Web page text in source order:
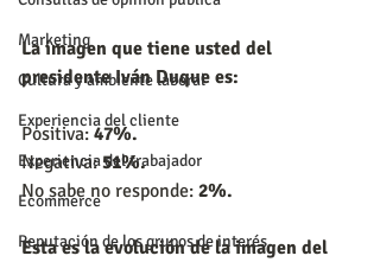
Marketing
Cultura y ambiente laboral
Experiencia del cliente
Experiencia del trabajador
Ecommerce
Reputación de los grupos de interés
La imagen que tiene usted del
presidente Iván Duque es:
Positiva: 47%.
Negativa: 51%.
No sabe no responde: 2%.
Esta es la evolución de la imagen del